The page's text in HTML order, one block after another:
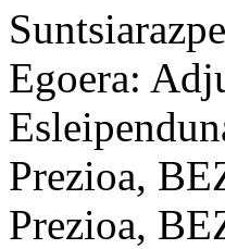
Egoera:
Prezioa,
Prezioa,